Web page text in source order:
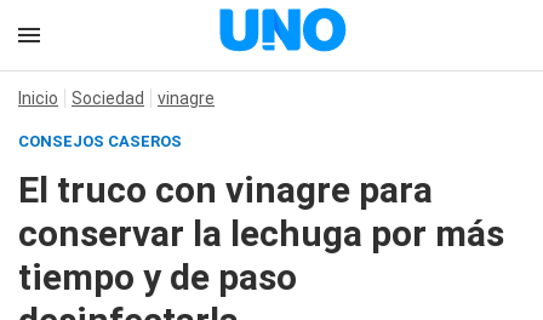
Inicio Sociedad vinagre
CONSEJOS CASEROS
El truco con vinagre para
conservar la lechuga por más
tiempo y de paso